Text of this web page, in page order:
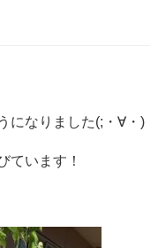
になりました(;・∀・)
ています！